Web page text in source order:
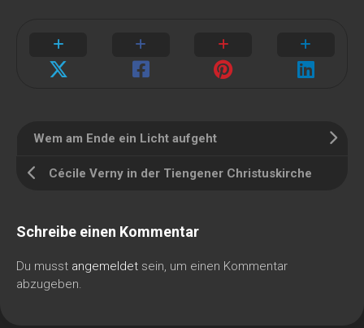
Wem am Ende ein Licht aufgeht
Cécile Verny in der Tiengener Christuskirche
Schreibe einen Kommentar
Du musst angemeldet sein, um einen Kommentar
abzugeben.